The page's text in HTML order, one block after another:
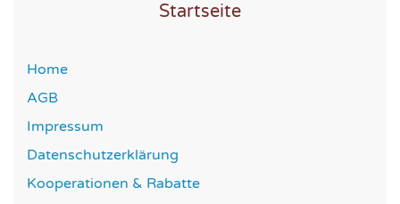
Startseite
Home
AGB
Impressum
Datenschutzerklärung
Kooperationen & Rabatte